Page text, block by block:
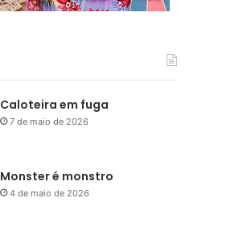
Caloteira em fuga
7 de maio de 2026
Monster é monstro
4 de maio de 2026